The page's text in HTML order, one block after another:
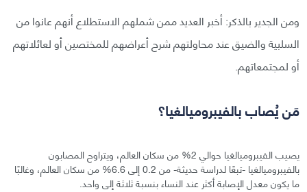
ومن الجدير بالذكر: أخبر العديد ممن شملهم الاستطلاع أنهم عانوا من
السلبية والضيق عند محاولتهم شرح أعراضهم للمختصين أو لعائلاتهم
أو لمجتمعاتهم.
مَن يُصاب بالفيبروميالغيا؟
يصيب الفيبروميالغيا حوالي 2% من سكان العالم، ويتراوح المصابون
بالفيبروميالغيا -تبعًا لدراسة حديثة- من 0.2 إلى 6.6% من سكان العالم، وغالبًا
ما يكون معدل الإصابة أكثر عند النساء بنسبة ثلاثة إلى واحد.